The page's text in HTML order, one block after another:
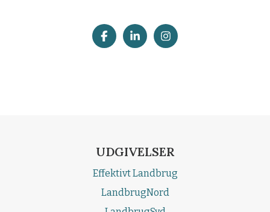
UDGIVELSER
Effektivt Landbrug
LandbrugNord